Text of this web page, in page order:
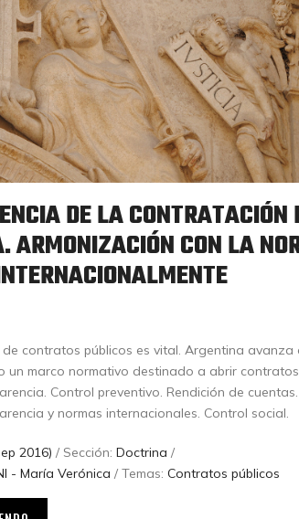
DE LA CONTRATACIÓN
ARMONIZACIÓN CON LA
contratos públicos es vital. Argentina
un marco normativo destinado a abrir
Control preventivo. Rendición de
y normas internacionales. Control social.
2016) / Sección: Doctrina /
- María Verónica / Temas: Contratos públicos